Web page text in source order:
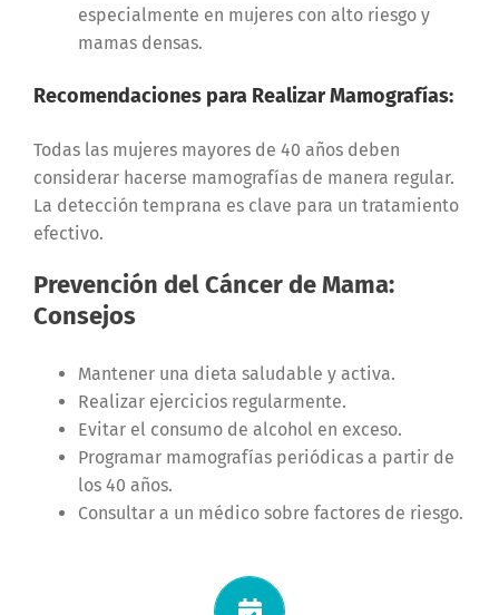
especialmente en mujeres con alto riesgo y
mamas densas.
Recomendaciones para Realizar Mamografías:
Todas las mujeres mayores de 40 años deben
considerar hacerse mamografías de manera regular.
La detección temprana es clave para un tratamiento
efectivo.
Prevención del Cáncer de Mama:
Consejos
Mantener una dieta saludable y activa.
Realizar ejercicios regularmente.
Evitar el consumo de alcohol en exceso.
Programar mamografías periódicas a partir de
los 40 años.
Consultar a un médico sobre factores de riesgo.